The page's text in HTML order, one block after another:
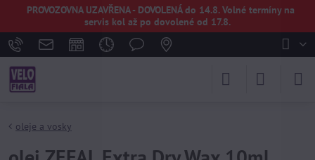
PROVOZOVNA UZAVŘENA - DOVOLENÁ do 14.8. Volné termíny na
servis kol až po dovolené od 17.8.
oleje a vosky